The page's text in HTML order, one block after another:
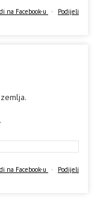
na Facebook-u · Podijeli
na Facebook-u · Podijeli